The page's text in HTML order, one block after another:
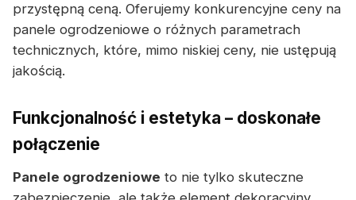
przystępną ceną. Oferujemy konkurencyjne ceny na
panele ogrodzeniowe o różnych parametrach
technicznych, które, mimo niskiej ceny, nie ustępują
jakością.
Funkcjonalność i estetyka – doskonałe
połączenie
Panele ogrodzeniowe to nie tylko skuteczne